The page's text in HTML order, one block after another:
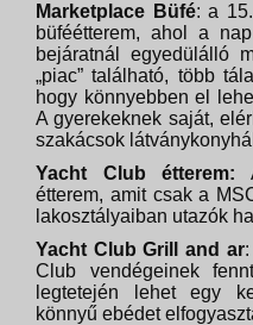
Marketplace Büfé: a
büféétterem, ahol a
bejáratnál egyedülálló
„piac” található, több
hogy könnyebben el
A gyerekeknek saját,
szakácsok
Yacht Club étterem:
étterem, amit csak a
lakosztályaiban utazók
Yacht Club Grill and ar:
Club vendégeinek
legtetején lehet egy
könnyű ebédet